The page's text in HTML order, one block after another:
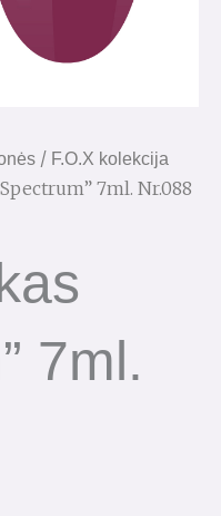
/ F.O.X kolekcija
7ml. Nr.088
7ml.